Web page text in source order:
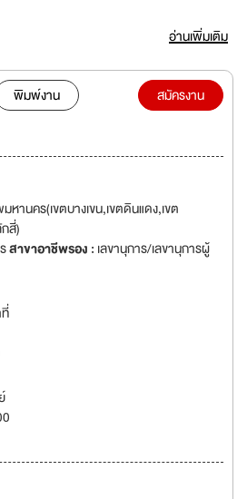
อ่านเพิ่มเติม
พิมพ์งาน
สมัครงาน
หานคร(เขตบางเขน,เขตดินแดง,เขต
สี่)
สาขาอาชีพรอง : เลขานุการ/เลขานุการผู้